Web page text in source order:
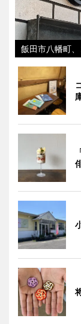
飯田市八幡町